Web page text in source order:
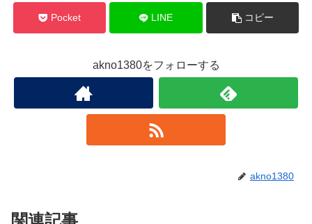
Pocket LINE コピー
akno1380をフォローする
akno1380